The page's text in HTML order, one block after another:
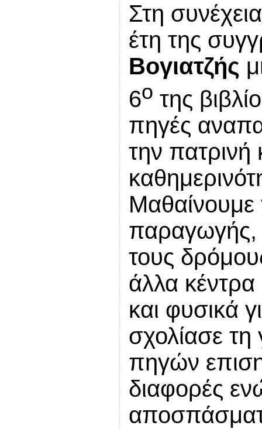
Στη
έτη της
Βογιατζής
6ο της
πηγές
την πατρινή
Μαθαίνουμε
παραγωγής,
τους
άλλα
και φυσικά
σχολίασε
πηγών
διαφορές